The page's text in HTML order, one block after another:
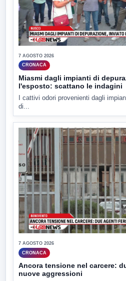
7 AGOSTO 2026
CRONACA
Miasmi dagli impianti di
l'esposto: scattano le indagini
I cattivi odori provenienti dagli
di...
7 AGOSTO 2026
CRONACA
Ancora tensione nel carcere:
nuove aggressioni